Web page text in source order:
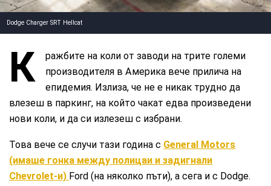
Dodge Charger SRT Hellcat
К
ражбите на коли от заводи на трите големи
производителя в Америка вече прилича на
епидемия. Излиза, че не е никак трудно да
влезеш в паркинг, на който чакат едва произведени
нови коли, и да си излезеш с избрани.
Това вече се случи тази година с General Motors
(имаше гонка между полицаи и задигнали
Chevrolet-и) Ford (на няколко пъти), а сега и с Dodge.